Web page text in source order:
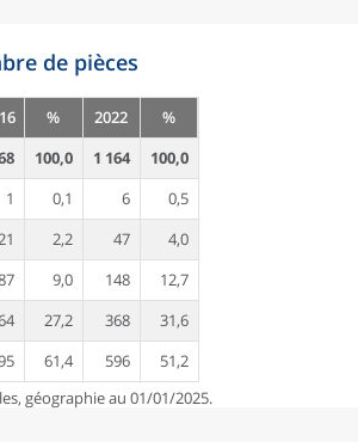
de pièces
% 2022
%
100,0 1 164
100,0
1 0,1 6
0,5
2,2 47
4,0
9,0 148
12,7
27,2 368
31,6
61,4 596
51,2
géographie au 01/01/2025.